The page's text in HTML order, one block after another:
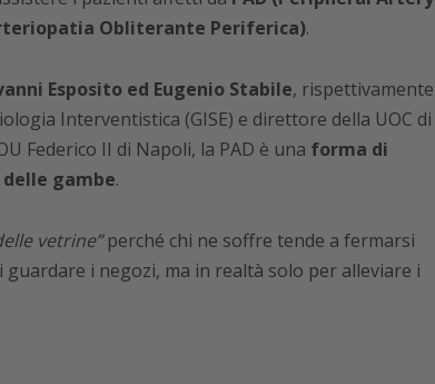
Obliterante Periferica).
Esposito ed Eugenio Stabile, rispettivamente
Interventistica (GISE) e direttore della UOC di
Federico II di Napoli, la PAD è una forma di
gambe.
vetrine”perché chi ne soffre tende a fermarsi
guardare i negozi, ma in realtà solo per alleviare i